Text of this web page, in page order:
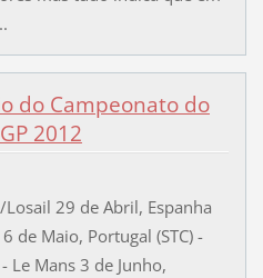
do Campeonato do
2012
29 de Abril, Espanha
de Maio, Portugal (STC) -
Le Mans 3 de Junho,